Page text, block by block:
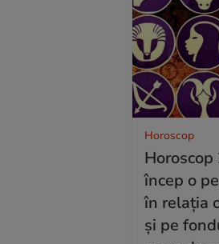
Horoscop
încep o
în relația
și pe